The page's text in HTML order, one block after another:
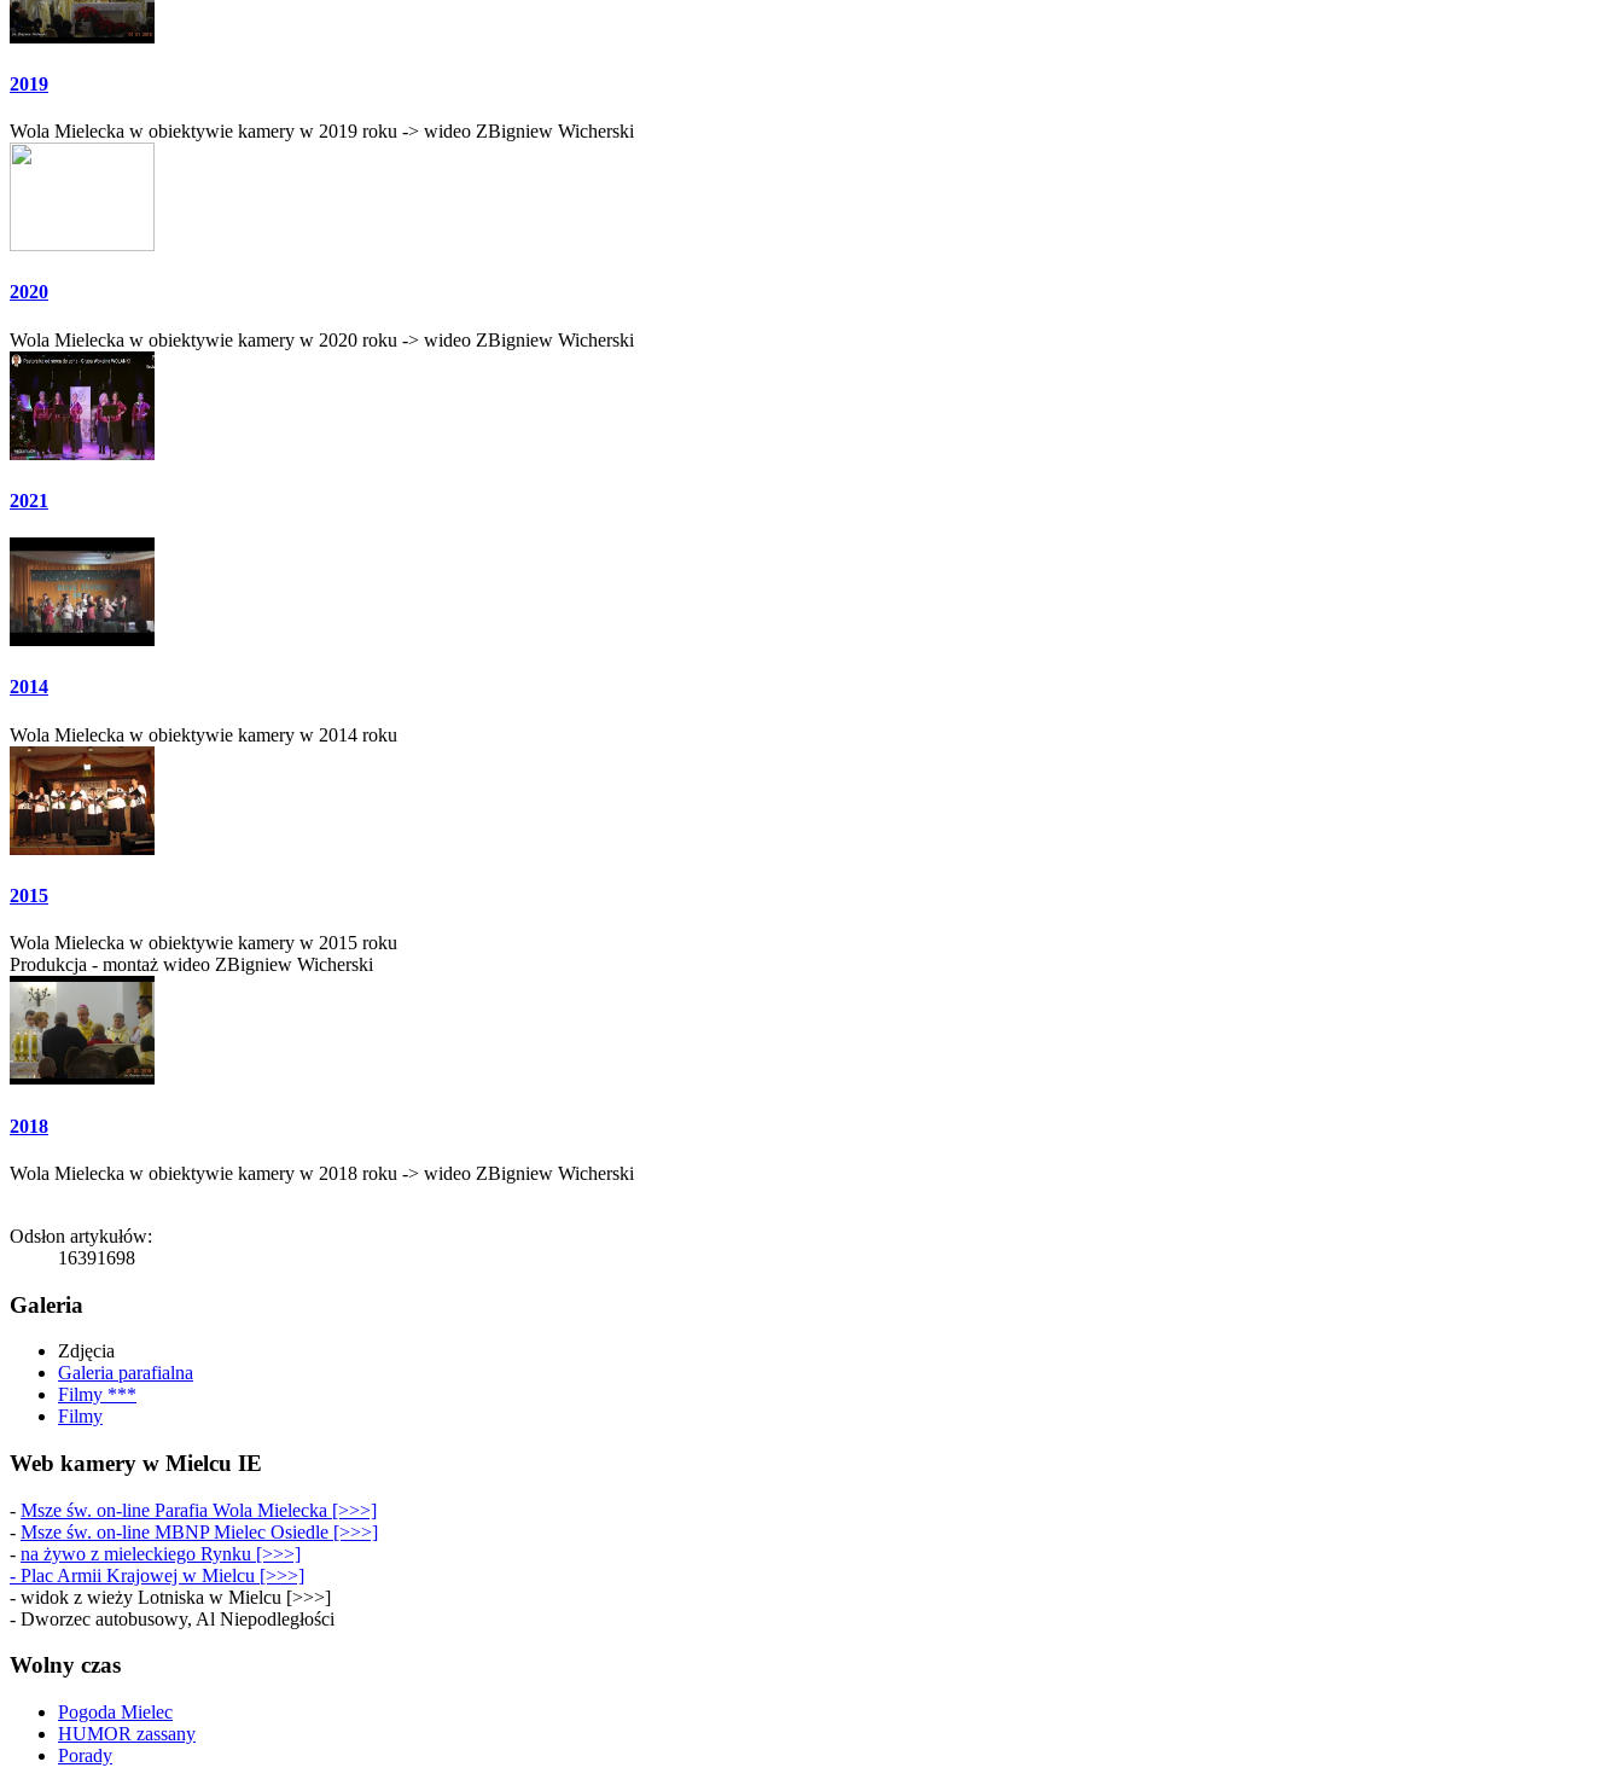
2019
Wola Mielecka w obiektywie kamery w 2019 roku -> wideo ZBigniew Wicherski
2020
Wola Mielecka w obiektywie kamery w 2020 roku -> wideo ZBigniew Wicherski
2021
2014
Wola Mielecka w obiektywie kamery w 2014 roku
2015
Wola Mielecka w obiektywie kamery w 2015 roku
Produkcja - montaż wideo ZBigniew Wicherski
2018
Wola Mielecka w obiektywie kamery w 2018 roku -> wideo ZBigniew Wicherski
Odsłon artykułów:
16391698
Galeria
Zdjęcia
Galeria parafialna
Filmy ***
Filmy
Web kamery w Mielcu IE
- Msze św. on-line Parafia Wola Mielecka [>>>]
- Msze św. on-line MBNP Mielec Osiedle [>>>]
- na żywo z mieleckiego Rynku [>>>]
- Plac Armii Krajowej w Mielcu [>>>]
- widok z wieży Lotniska w Mielcu [>>>]
- Dworzec autobusowy, Al Niepodległości
Wolny czas
Pogoda Mielec
HUMOR zassany
Porady